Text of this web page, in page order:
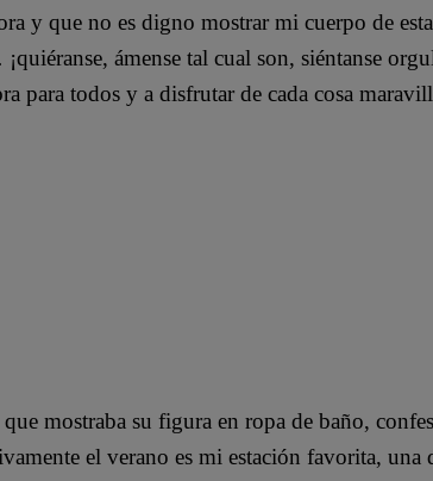
y que no es digno mostrar mi cuerpo de
ámense tal cual son, siéntanse
para todos y a disfrutar de cada cosa
mostraba su figura en ropa de baño,
el verano es mi estación favorita, una